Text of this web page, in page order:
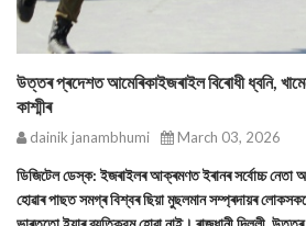
উত্তৰ প্ৰদেশত আমেৰিকাইজৰাইল বিৰোধী ধ্বনি,
কাশ্মীৰ
dainik janambhumi March 03, 2026
ডিজিটেল ডেস্ক: ইজৰাইলৰ আক্ৰমণত ইৰানৰ সর্বোচ্চ নেতা
হোৱাৰ পাছত সমগ্ৰ বিশ্বৰ ছিয়া মুছলমান সম্প্ৰদায়ৰ